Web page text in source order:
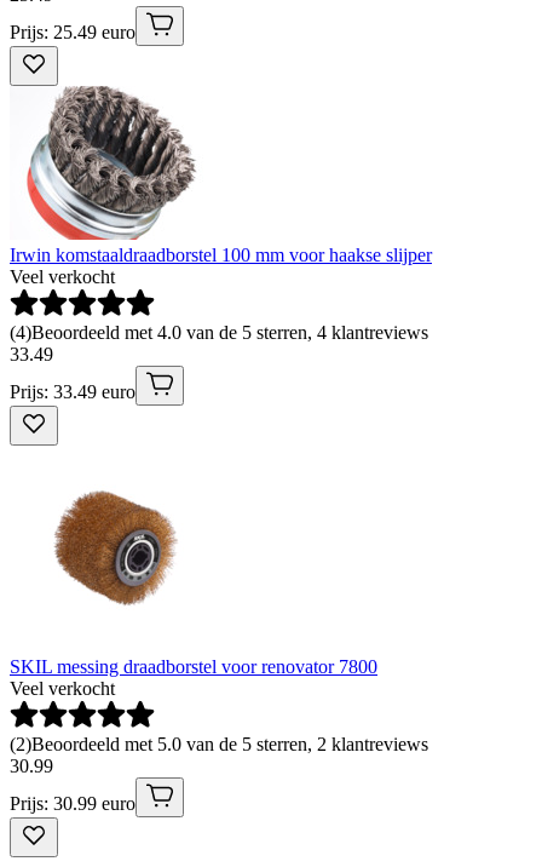
Prijs: 25.49 euro
Irwin komstaaldraadborstel 100 mm voor haakse slijper
Veel verkocht
(4)Beoordeeld met 4.0 van de 5 sterren, 4 klantreviews
33.49
Prijs: 33.49 euro
SKIL messing draadborstel voor renovator 7800
Veel verkocht
(2)Beoordeeld met 5.0 van de 5 sterren, 2 klantreviews
30.99
Prijs: 30.99 euro